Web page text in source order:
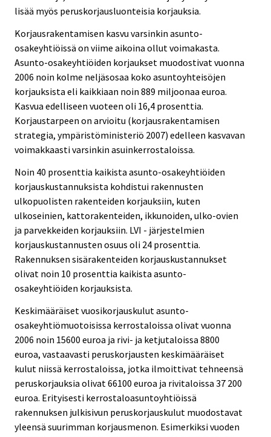
lisää myös peruskorjausluonteisia korjauksia.
Korjausrakentamisen kasvu varsinkin asunto-
osakeyhtiöissä on viime aikoina ollut voimakasta.
Asunto-osakeyhtiöiden korjaukset muodostivat vuonna
2006 noin kolme neljäsosaa koko asuntoyhteisöjen
korjauksista eli kaikkiaan noin 889 miljoonaa euroa.
Kasvua edelliseen vuoteen oli 16,4 prosenttia.
Korjaustarpeen on arvioitu (korjausrakentamisen
strategia, ympäristöministeriö 2007) edelleen kasvavan
voimakkaasti varsinkin asuinkerrostaloissa.
Noin 40 prosenttia kaikista asunto-osakeyhtiöiden
korjauskustannuksista kohdistui rakennusten
ulkopuolisten rakenteiden korjauksiin, kuten
ulkoseinien, kattorakenteiden, ikkunoiden, ulko-ovien
ja parvekkeiden korjauksiin. LVI - järjestelmien
korjauskustannusten osuus oli 24 prosenttia.
Rakennuksen sisärakenteiden korjauskustannukset
olivat noin 10 prosenttia kaikista asunto-
osakeyhtiöiden korjauksista.
Keskimääräiset vuosikorjauskulut asunto-
osakeyhtiömuotoisissa kerrostaloissa olivat vuonna
2006 noin 15600 euroa ja rivi- ja ketjutaloissa 8800
euroa, vastaavasti peruskorjausten keskimääräiset
kulut niissä kerrostaloissa, jotka ilmoittivat tehneensä
peruskorjauksia olivat 66100 euroa ja rivitaloissa 37 200
euroa. Erityisesti kerrostaloasuntoyhtiöissä
rakennuksen julkisivun peruskorjauskulut muodostavat
yleensä suurimman korjausmenon. Esimerkiksi vuoden